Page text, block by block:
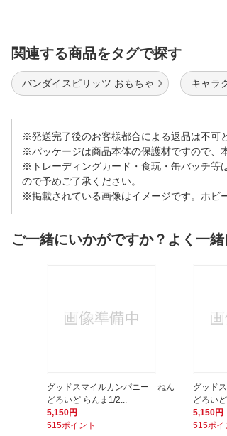
関連する商品をタグで探す
バンダイスピリッツ おもちゃ キャラ
※発送完了後のお客様都合による返品は不可
※パッケージは商品本体の保護材ですので、
※トレーディングカード・食玩・缶バッチ等
ので予めご了承ください。
※掲載されている画像はイメージです。ホビ
ご一緒にいかがですか？よく一
グッドスマイルカンパニー ねん
どろいど らんま1/2...
5,150円
515ポイント
グッド
どろい
5,150円
515ポイ